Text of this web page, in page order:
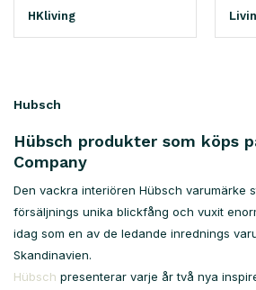
HKliving
Hubsch
Hübsch produkter som köps
Company
Den vackra interiören Hübsch varumärke
försäljnings unika blickfång och vuxit
idag som en av de ledande inrednings
Skandinavien.
Hübsch presenterar varje år två nya